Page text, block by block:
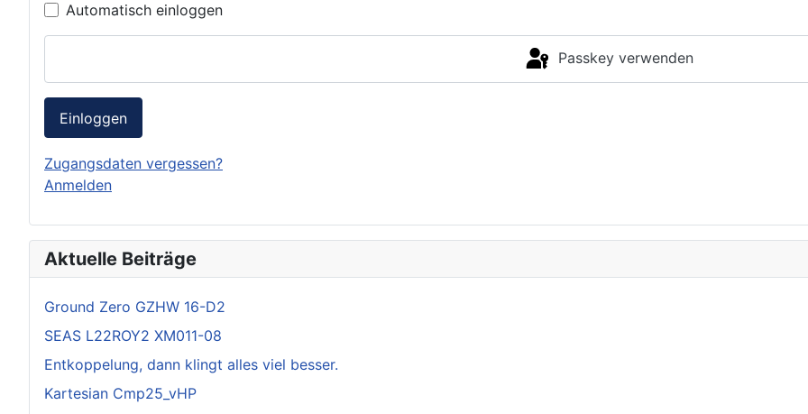
Automatisch einloggen
Passkey verwenden
Einloggen
Zugangsdaten vergessen?
Anmelden
Aktuelle Beiträge
Ground Zero GZHW 16-D2
SEAS L22ROY2 XM011-08
Entkoppelung, dann klingt alles viel besser.
Kartesian Cmp25_vHP